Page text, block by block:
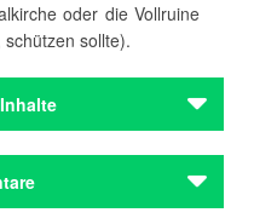
oder die Vollruine
sollte).